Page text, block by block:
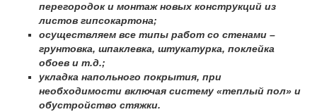
перегородок и монтаж новых конструкций из
листов гипсокартона;
осуществляем все типы работ со стенами –
грунтовка, шпаклевка, штукатурка, поклейка
обоев и т.д.;
укладка напольного покрытия, при
необходимости включая систему «теплый пол» и
обустройство стяжки.